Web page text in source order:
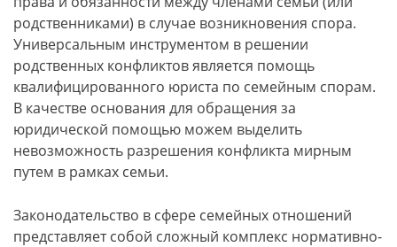
родственниками) в случае возникновения спора.
Универсальным инструментом в решении
родственных конфликтов является помощь
квалифицированного юриста по семейным спорам.
В качестве основания для обращения за
юридической помощью можем выделить
невозможность разрешения конфликта мирным
путем в рамках семьи.
Законодательство в сфере семейных отношений
представляет собой сложный комплекс нормативно-